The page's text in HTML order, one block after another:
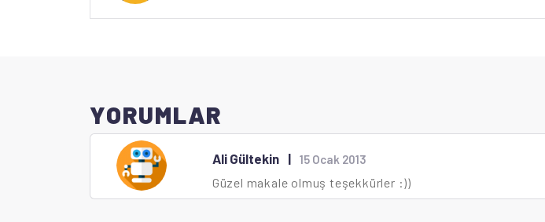
YORUMLAR
Ali Gültekin | 15 Ocak 2013
Güzel makale olmuş teşekkürler :))